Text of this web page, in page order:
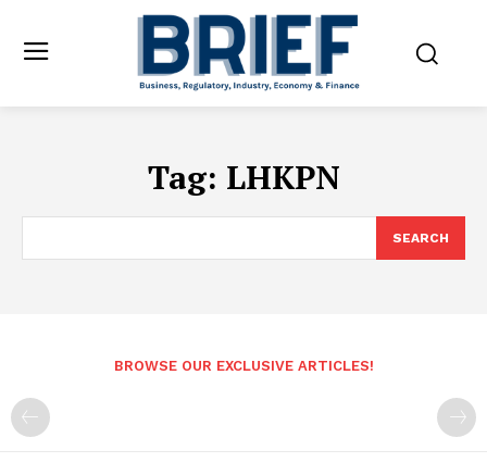
Tag: LHKPN
SEARCH
BROWSE OUR EXCLUSIVE ARTICLES!